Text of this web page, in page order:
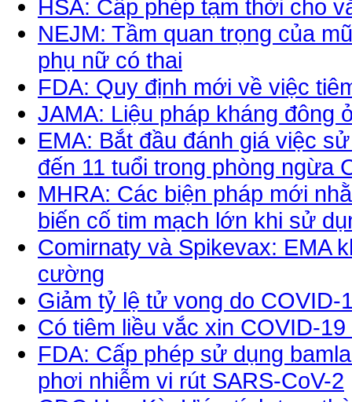
HSA: Cấp phép tạm thời cho
NEJM: Tầm quan trọng của
phụ nữ có thai
FDA: Quy định mới về việc
JAMA: Liệu pháp kháng đông
EMA: Bắt đầu đánh giá việc
đến 11 tuổi trong phòng ngừa
MHRA: Các biện pháp mới
biến cố tim mạch lớn khi sử
Comirnaty và Spikevax: EMA
cường
Giảm tỷ lệ tử vong do
Có tiêm liều vắc xin COVID-
FDA: Cấp phép sử dụng
phơi nhiễm vi rút SARS-CoV-2